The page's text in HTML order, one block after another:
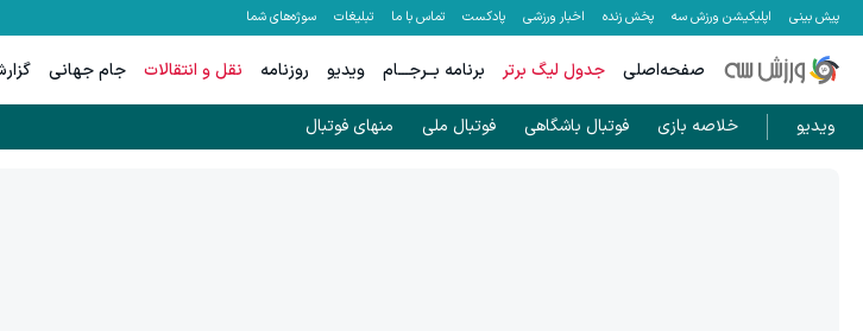
پیش بینی اپلیکیشن ورزش سه پخش زنده اخبار ورزشی پادکست تماس با ما تبلیغات سوژه‌های شما
صفحه‌اصلی جدول لیگ برتر برنامه بــرجـــام ویدیو روزنامه نقل و انتقالات جام جهانی
ویدیو خلاصه بازی فوتبال باشگاهی فوتبال ملی منهای فوتبال